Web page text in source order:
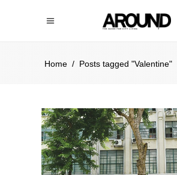
Home / Posts tagged "Valentine"